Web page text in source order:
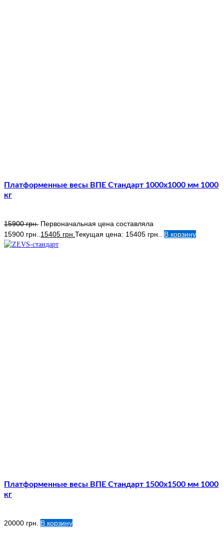
Платформенные весы ВПЕ Стандарт 1000х1000 мм 1000
кг
15900грн. Первоначальная цена составляла
15900 грн.. 15405 грн. Текущая цена: 15405 грн.. В корзину
Платформенные весы ВПЕ Стандарт 1500х1500 мм 1000
кг
20000 грн. В корзину